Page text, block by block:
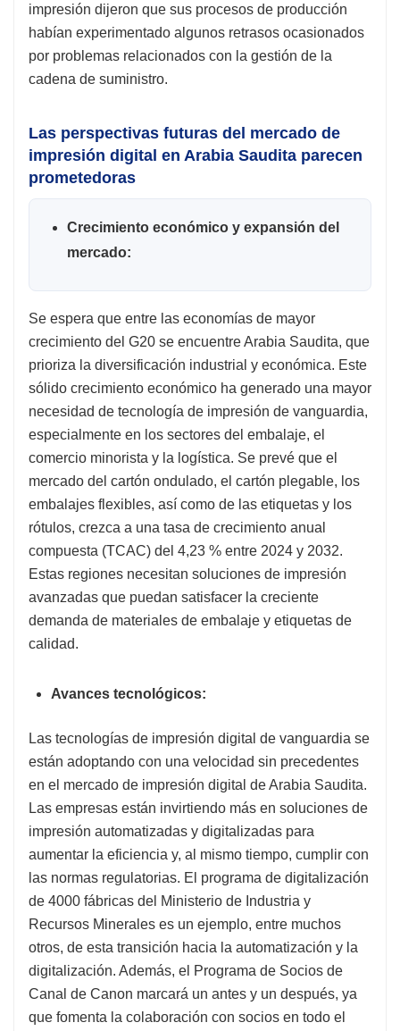
impresión dijeron que sus procesos de producción
habían experimentado algunos retrasos ocasionados
por problemas relacionados con la gestión de la
cadena de suministro.
Las perspectivas futuras del mercado de
impresión digital en Arabia Saudita parecen
prometedoras
Crecimiento económico y expansión del
mercado:
Se espera que entre las economías de mayor
crecimiento del G20 se encuentre Arabia Saudita, que
prioriza la diversificación industrial y económica. Este
sólido crecimiento económico ha generado una mayor
necesidad de tecnología de impresión de vanguardia,
especialmente en los sectores del embalaje, el
comercio minorista y la logística. Se prevé que el
mercado del cartón ondulado, el cartón plegable, los
embalajes flexibles, así como de las etiquetas y los
rótulos, crezca a una tasa de crecimiento anual
compuesta (TCAC) del 4,23 % entre 2024 y 2032.
Estas regiones necesitan soluciones de impresión
avanzadas que puedan satisfacer la creciente
demanda de materiales de embalaje y etiquetas de
calidad.
Avances tecnológicos:
Las tecnologías de impresión digital de vanguardia se
están adoptando con una velocidad sin precedentes
en el mercado de impresión digital de Arabia Saudita.
Las empresas están invirtiendo más en soluciones de
impresión automatizadas y digitalizadas para
aumentar la eficiencia y, al mismo tiempo, cumplir con
las normas regulatorias. El programa de digitalización
de 4000 fábricas del Ministerio de Industria y
Recursos Minerales es un ejemplo, entre muchos
otros, de esta transición hacia la automatización y la
digitalización. Además, el Programa de Socios de
Canal de Canon marcará un antes y un después, ya
que fomenta la colaboración con socios en todo el